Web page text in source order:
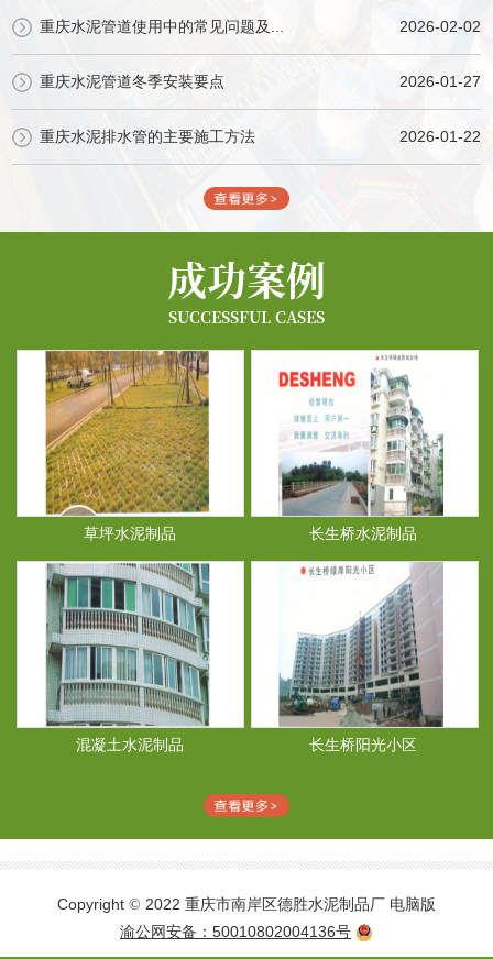
重庆水泥管道使用中的常见问题及... 2026-02-02
重庆水泥管道冬季安装要点 2026-01-27
重庆水泥排水管的主要施工方法 2026-01-22
成功案例
SUCCESSFUL CASES
草坪水泥制品 长生桥水泥制品
混凝土水泥制品 长生桥阳光小区
Copyright © 2022 重庆市南岸区德胜水泥制品厂 电脑版
渝公网安备：50010802004136号